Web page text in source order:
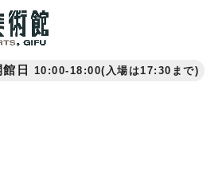
日 10:00-18:00(入場は17:30まで)